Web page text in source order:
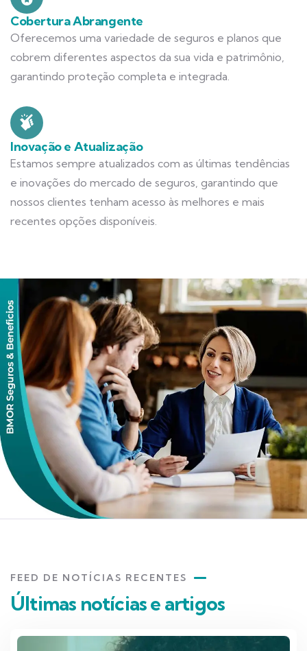
Cobertura Abrangente
Oferecemos uma variedade de seguros e planos que
cobrem diferentes aspectos da sua vida e patrimônio,
garantindo proteção completa e integrada.
Inovação e Atualização
Estamos sempre atualizados com as últimas tendências
e inovações do mercado de seguros, garantindo que
nossos clientes tenham acesso às melhores e mais
recentes opções disponíveis.
FEED DE NOTÍCIAS RECENTES
Últimas notícias e artigos